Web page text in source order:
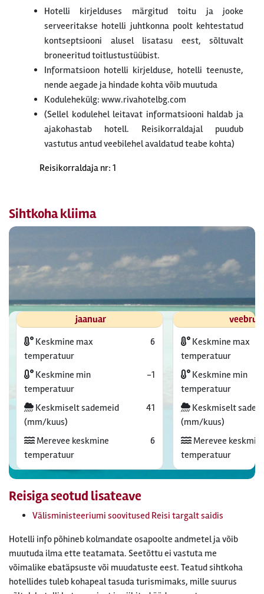
Hotelli kirjelduses märgitud toitu ja jooke
serveeritakse hotelli juhtkonna poolt kehtestatud
kontseptsiooni alusel lisatasu eest, sõltuvalt
broneeritud toitlustustüübist.
Informatsioon hotelli kirjelduse, hotelli teenuste,
nende aegade ja hindade kohta võib muutuda
Kodulehekülg: www.rivahotelbg.com
(Sellel kodulehel leitavat informatsiooni haldab ja
ajakohastab hotell. Reisikorraldajal puudub
vastutus antud veebilehel avaldatud teabe kohta)
Reisikorraldaja nr: 1
Sihtkoha kliima
jaanuar
Keskmine max
temperatuur
6
Keskmine min
temperatuur
-1
Keskmiselt sademeid
(mm/kuus)
41
Merevee keskmine
temperatuur
6
Keskmine max
temperatuur
Keskmine min
temperatuur
Keskmiselt
(mm/kuus)
Merevee
temperatuur
Reisiga seotud lisateave
Välisministeeriumi soovitused Reisi targalt saidis
Hotelli info põhineb kolmandate osapoolte andmetel ja võib
muutuda ilma ette teatamata. Seetõttu ei vastuta me
võimalike ebatäpsuste või muudatuste eest. Teatud sihtkoha
hotellides tuleb kohapeal tasuda turismimaks, mille suurus